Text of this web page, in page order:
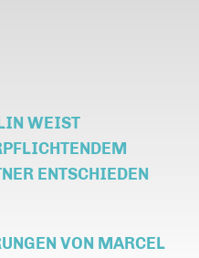
WEIST
ENTSCHIEDEN
VON MARCEL F